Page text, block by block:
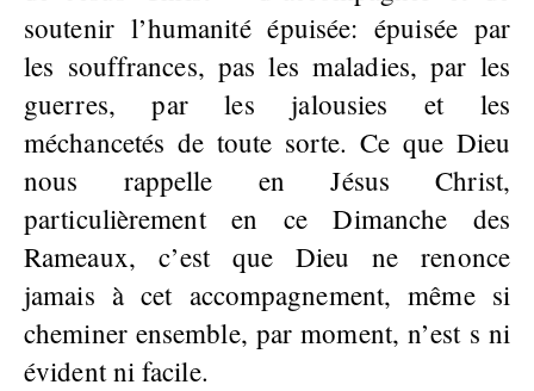
soutenir l’humanité épuisée: épuisée par
les souffrances, pas les maladies, par les
guerres, par les jalousies et les
méchancetés de toute sorte. Ce que Dieu
nous rappelle en Jésus Christ,
particulièrement en ce Dimanche des
Rameaux, c’est que Dieu ne renonce
jamais à cet accompagnement, même si
cheminer ensemble, par moment, n’est s ni
évident ni facile.